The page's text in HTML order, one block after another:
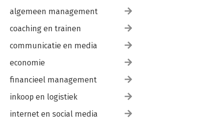
algemeen management
coaching en trainen
communicatie en media
economie
financieel management
inkoop en logistiek
internet en social media